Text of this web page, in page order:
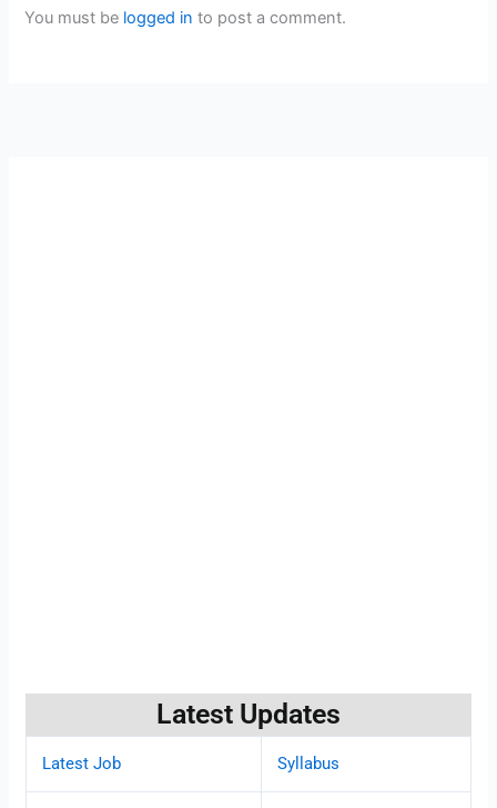
You must be logged in to post a comment.
Latest Updates
Latest Job Syllabus